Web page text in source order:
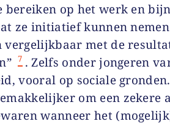
bereiken op het werk en
ze initiatief kunnen
vergelijkbaar met de
7 . Zelfs onder jongeren
vooral op sociale
om een zekere
wanneer het